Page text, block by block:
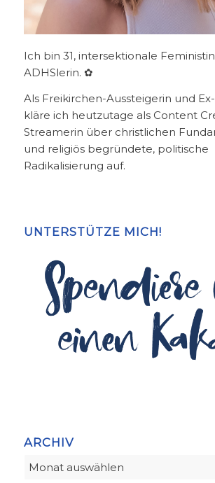
Ich bin 31, intersektionale
ADHSlerin. ✿
Als Freikirchen-Aussteigerin und
kläre ich heutzutage als Content
Streamerin über christlichen
und religiös begründete, politische
Radikalisierung auf.
UNTERSTÜTZE MICH!
ARCHIV